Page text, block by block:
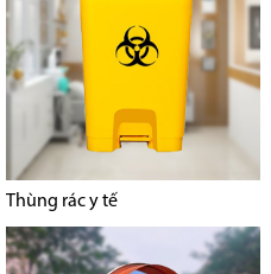
Thùng rác y tế